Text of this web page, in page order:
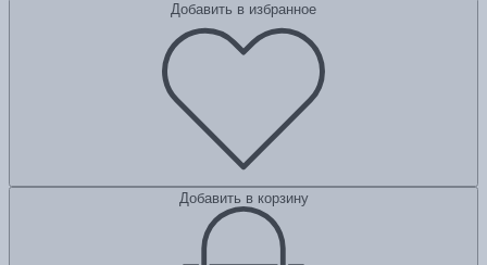
Добавить в избранное
Добавить в корзину